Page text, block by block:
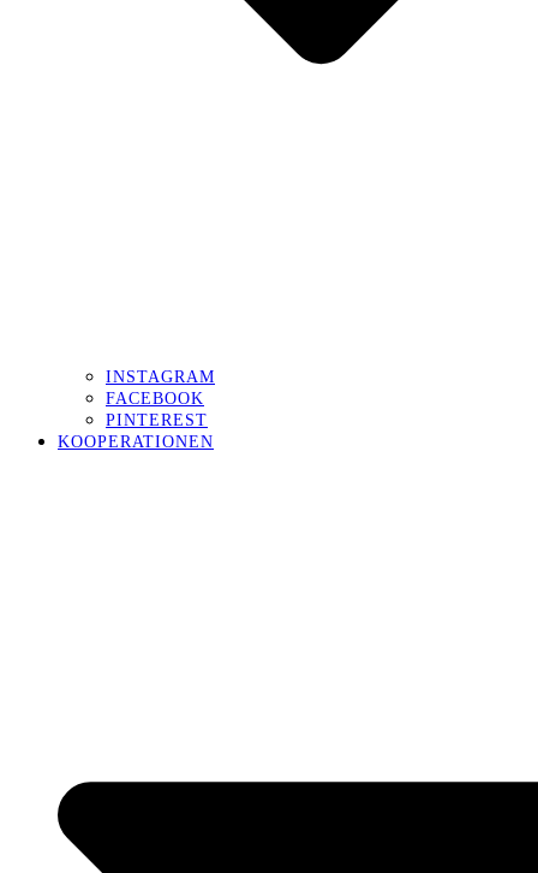
INSTAGRAM
FACEBOOK
PINTEREST
KOOPERATIONEN